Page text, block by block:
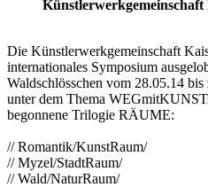
Künstlerwerkgemeinschaft
Die Künstlerwerkgemeinschaft
internationales Symposium
Waldschlösschen vom 28.05.14
unter dem Thema
begonnene Trilogie RÄUME:
// Romantik/KunstRaum/
// Myzel/StadtRaum/
// Wald/NaturRaum/